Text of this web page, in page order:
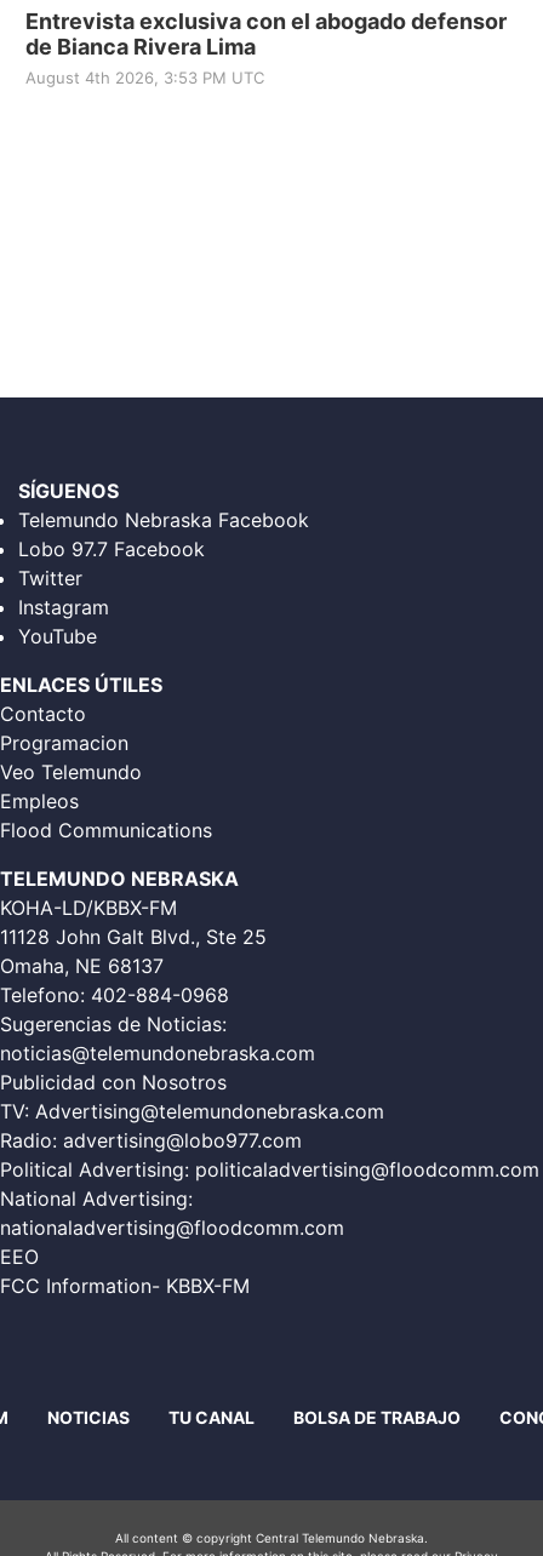
Entrevista exclusiva con el abogado defensor
de Bianca Rivera Lima
August 4th 2026, 3:53 PM UTC
SÍGUENOS
Telemundo Nebraska Facebook
Lobo 97.7 Facebook
Twitter
Instagram
YouTube
ENLACES ÚTILES
Contacto
Programacion
Veo Telemundo
Empleos
Flood Communications
TELEMUNDO NEBRASKA
KOHA-LD/KBBX-FM
11128 John Galt Blvd., Ste 25
Omaha, NE 68137
Telefono: 402-884-0968
Sugerencias de Noticias:
noticias@telemundonebraska.com
Publicidad con Nosotros
TV: Advertising@telemundonebraska.com
Radio: advertising@lobo977.com
Political Advertising: politicaladvertising@floodcomm.com
National Advertising:
nationaladvertising@floodcomm.com
EEO
FCC Information- KBBX-FM
NOTICIAS TU CANAL BOLSA DE TRABAJO
All content © copyright Central Telemundo Nebraska.